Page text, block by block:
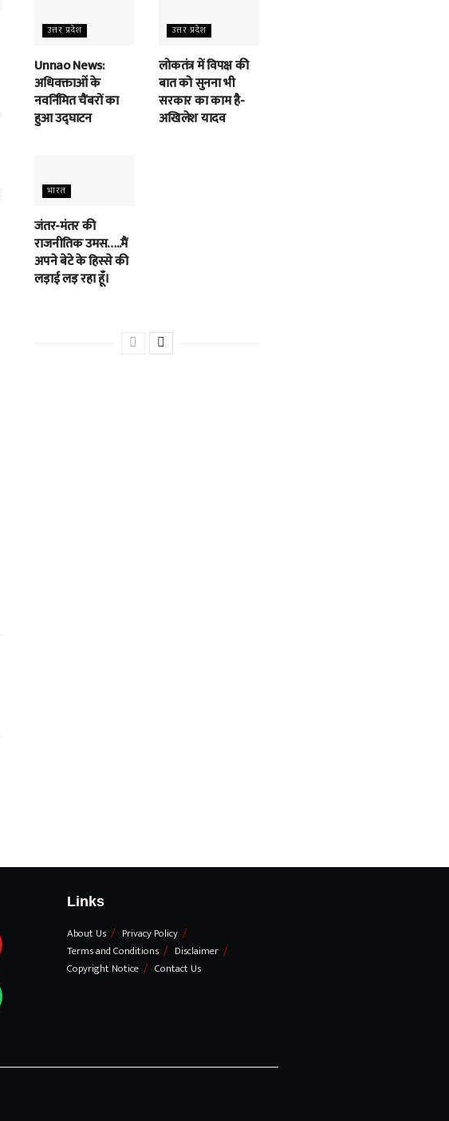
उत्तर प्रदेश
Unnao News:
अधिवक्ताओं के
नवर्निमित चैंबरों का
हुआ उद्घाटन
उत्तर प्रदेश
लोकतंत्र में विपक्ष की
बात को सुनना भी
सरकार का काम है-
अखिलेश यादव
भारत
जंतर-मंतर की
राजनीतिक उमस…..मैं
अपने बेटे के हिस्से की
लड़ाई लड़ रहा हूँ।
Links
About Us
Privacy Policy
Terms and Conditions
Disclaimer
Copyright Notice
Contact Us